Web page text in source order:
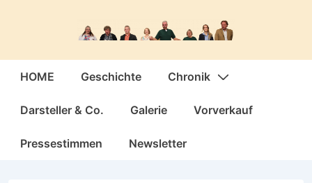
Hauptnavigation
HOME Geschichte Chronik
Darsteller & Co. Galerie Vorverkauf
Pressestimmen Newsletter